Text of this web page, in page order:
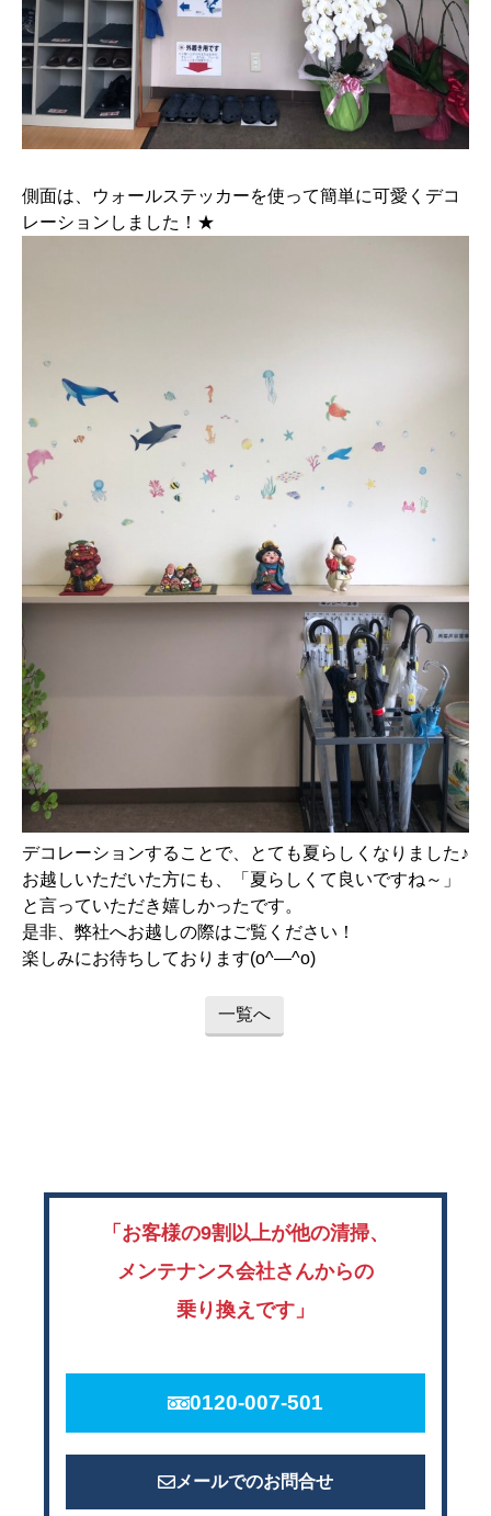
側面は、ウォールステッカーを使って簡単に可愛くデコ
レーションしました！★
デコレーションすることで、とても夏らしくなりました♪
お越しいただいた方にも、「夏らしくて良いですね～」
と言っていただき嬉しかったです。
是非、弊社へお越しの際はご覧ください！
楽しみにお待ちしております(o^―^o)
一覧へ
「お客様の9割以上が他の清掃、
メンテナンス会社さんからの
乗り換えです」
0120-007-501
メールでのお問合せ